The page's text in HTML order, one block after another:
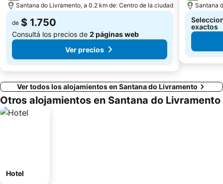
Santana do Livramento, a 0.2 km de: Centro de la ciudad
de $ 1.750
Consultá los precios de 2 páginas web
Ver precios
Santana
exactos
Ver todos los alojamientos en Santana do Livramento
Otros alojamientos en Santana do Livramento
Hotel